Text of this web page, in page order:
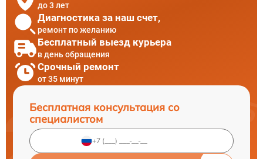
до 3 лет
Диагностика за наш счет,
ремонт по желанию
Бесплатный выезд курьера
в день обращения
Срочный ремонт
от 35 минут
Бесплатная консультация со
специалистом